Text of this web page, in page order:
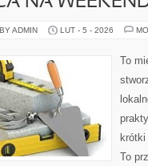
ADMIN LUT - 5 - 2026
To
To